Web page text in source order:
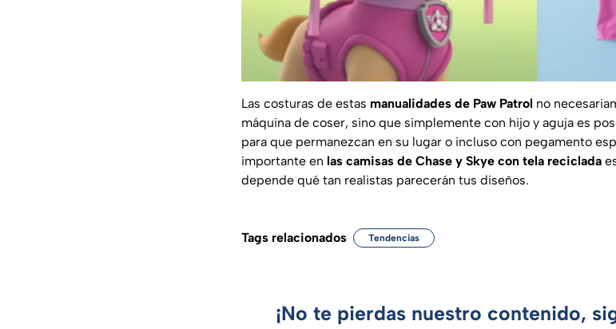
Las costuras de estas manualidades de Paw Patrol no
máquina de coser, sino que simplemente con hijo y aguja es
para que permanezcan en su lugar o incluso con pegamento
importante en las camisas de Chase y Skye con tela reciclada
depende qué tan realistas parecerán tus diseños.
Tags relacionados Tendencias
¡No te pierdas nuestro contenido,